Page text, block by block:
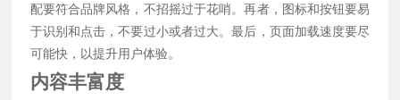
配要符合品牌风格，不招摇过于花哨。再者，图标和按钮要易
于识别和点击，不要过小或者过大。最后，页面加载速度要尽
可能快，以提升用户体验。
内容丰富度